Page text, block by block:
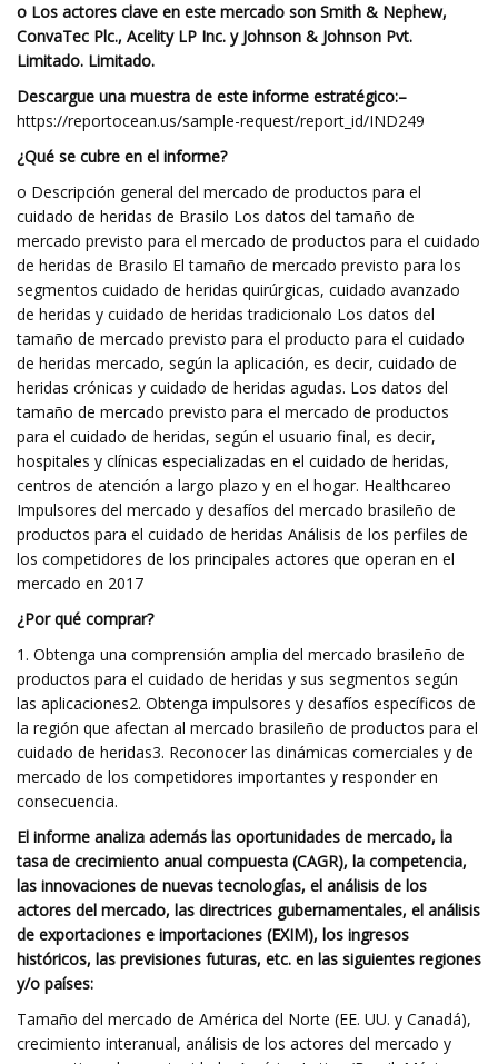
o Los actores clave en este mercado son Smith & Nephew,
ConvaTec Plc., Acelity LP Inc. y Johnson & Johnson Pvt.
Limitado. Limitado.
Descargue una muestra de este informe estratégico:–
https://reportocean.us/sample-request/report_id/IND249
¿Qué se cubre en el informe?
o Descripción general del mercado de productos para el
cuidado de heridas de Brasilo Los datos del tamaño de
mercado previsto para el mercado de productos para el cuidado
de heridas de Brasilo El tamaño de mercado previsto para los
segmentos cuidado de heridas quirúrgicas, cuidado avanzado
de heridas y cuidado de heridas tradicionalo Los datos del
tamaño de mercado previsto para el producto para el cuidado
de heridas mercado, según la aplicación, es decir, cuidado de
heridas crónicas y cuidado de heridas agudas. Los datos del
tamaño de mercado previsto para el mercado de productos
para el cuidado de heridas, según el usuario final, es decir,
hospitales y clínicas especializadas en el cuidado de heridas,
centros de atención a largo plazo y en el hogar. Healthcareo
Impulsores del mercado y desafíos del mercado brasileño de
productos para el cuidado de heridas Análisis de los perfiles de
los competidores de los principales actores que operan en el
mercado en 2017
¿Por qué comprar?
1. Obtenga una comprensión amplia del mercado brasileño de
productos para el cuidado de heridas y sus segmentos según
las aplicaciones2. Obtenga impulsores y desafíos específicos de
la región que afectan al mercado brasileño de productos para el
cuidado de heridas3. Reconocer las dinámicas comerciales y de
mercado de los competidores importantes y responder en
consecuencia.
El informe analiza además las oportunidades de mercado, la
tasa de crecimiento anual compuesta (CAGR), la competencia,
las innovaciones de nuevas tecnologías, el análisis de los
actores del mercado, las directrices gubernamentales, el análisis
de exportaciones e importaciones (EXIM), los ingresos
históricos, las previsiones futuras, etc. en las siguientes regiones
y/o países:
Tamaño del mercado de América del Norte (EE. UU. y Canadá),
crecimiento interanual, análisis de los actores del mercado y